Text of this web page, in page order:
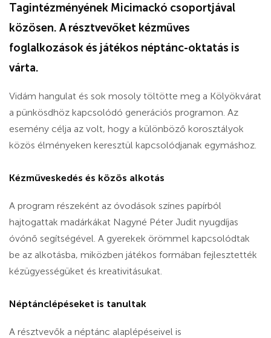
Tagintézményének Micimackó csoportjával
közösen. A résztvevőket kézműves
foglalkozások és játékos néptánc-oktatás is
várta.
Vidám hangulat és sok mosoly töltötte meg a Kölyökvárat
a pünkösdhöz kapcsolódó generációs programon. Az
esemény célja az volt, hogy a különböző korosztályok
közös élményeken keresztül kapcsolódjanak egymáshoz.
Kézműveskedés és közös alkotás
A program részeként az óvodások színes papírból
hajtogattak madárkákat Nagyné Péter Judit nyugdíjas
óvónő segítségével. A gyerekek örömmel kapcsolódtak
be az alkotásba, miközben játékos formában fejlesztették
kézügyességüket és kreativitásukat.
Néptánclépéseket is tanultak
A résztvevők a néptánc alaplépéseivel is